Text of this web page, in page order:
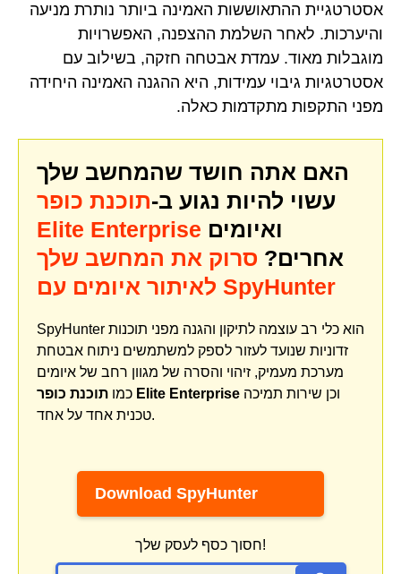
אסטרטגיית ההתאוששות האמינה ביותר נותרת מניעה
והיערכות. לאחר השלמת ההצפנה, האפשרויות
מוגבלות מאוד. עמדת אבטחה חזקה, בשילוב עם
אסטרטגיות גיבוי עמידות, היא ההגנה האמינה היחידה
מפני התקפות מתקדמות כאלה.
האם אתה חושד שהמחשב שלך
עשוי להיות נגוע ב-תוכנת כופר
Elite Enterprise
אחרים? סרוק את המחשב שלך
לאיתור איומים עם SpyHunter
SpyHunter הוא כלי רב עוצמה לתיקון והגנה מפני תוכנות
זדוניות שנועד לעזור לספק למשתמשים ניתוח אבטחת
מערכת מעמיק, זיהוי והסרה של מגוון רחב של איומים
כמו תוכנת כופר Elite Enterprise
טכנית אחד על אחד.
Download SpyHunter
חסוך כסף לעסק שלך!